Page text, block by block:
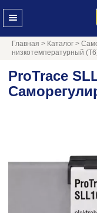
Главная > Каталог >
низкотемпературный
ProTrace